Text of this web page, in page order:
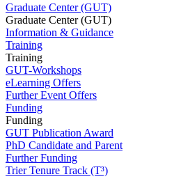
Graduate Center (GUT)
Graduate Center (GUT)
Information & Guidance
Training
Training
GUT-Workshops
eLearning Offers
Further Event Offers
Funding
Funding
GUT Publication Award
PhD Candidate and Parent
Further Funding
Trier Tenure Track (T³)